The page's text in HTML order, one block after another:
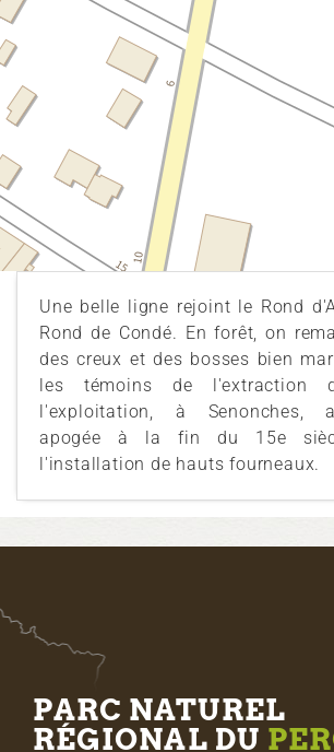
Une belle ligne rejoint le Rond
Rond de Condé. En forêt, on
des creux et des bosses bien
les témoins de l'extraction
l'exploitation, à Senonches,
apogée à la fin du 15e
l'installation de hauts fourneaux.
PARC NATUREL
RÉGIONAL DU